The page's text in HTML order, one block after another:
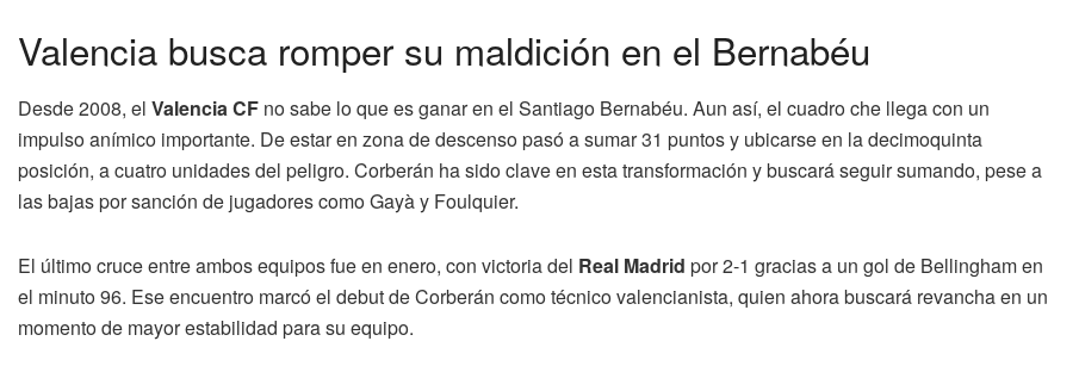
Valencia busca romper su maldición en el Bernabéu
Desde 2008, el Valencia CF no sabe lo que es ganar en el Santiago Bernabéu. Aun así, el cuadro che llega con un
impulso anímico importante. De estar en zona de descenso pasó a sumar 31 puntos y ubicarse en la decimoquinta
posición, a cuatro unidades del peligro. Corberán ha sido clave en esta transformación y buscará seguir sumando, pese a
las bajas por sanción de jugadores como Gayà y Foulquier.
El último cruce entre ambos equipos fue en enero, con victoria del Real Madrid por 2-1 gracias a un gol de Bellingham en
el minuto 96. Ese encuentro marcó el debut de Corberán como técnico valencianista, quien ahora buscará revancha en un
momento de mayor estabilidad para su equipo.